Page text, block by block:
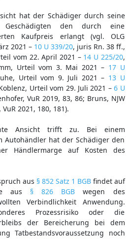
hat der Schädiger durch seine
den durch eine
Kaufpreis erlangt (vgl. OLG
2021 – 10 U 339/20, juris Rn. 38 ff.,
vom 22. April 2021 – 14 U 225/20,
Urteil vom 3. Mai 2021 – 17 U
Urteil vom 9. Juli 2021 – 13 U
Urteil vom 29. Juli 2021 –6 U
VuR 2019, 83, 86; Bruns, NJW
2021, 180, 181).
Ansicht trifft zu. Bei einem
Autohändler hat der Schädiger den
Händlermarge auf Kosten des
aus § 852 Satz 1 BGBfindet auf
aus § 826 BGB wegen des
Verbindlichkeit Anwendung.
Prozessrisiko oder die
der Bereicherung bei dem
Tatbestandsvoraussetzung noch